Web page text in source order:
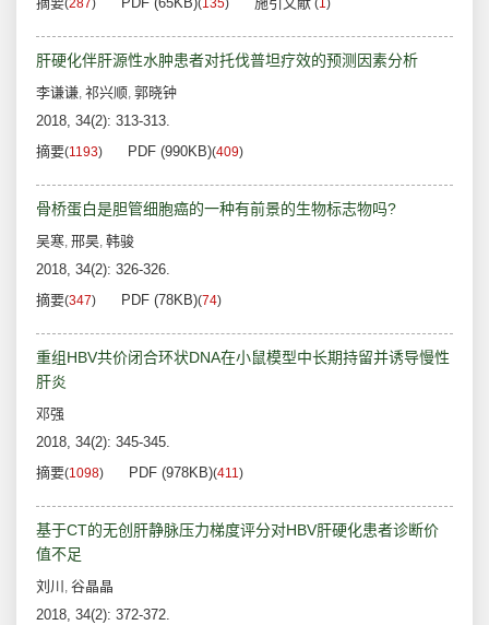
(287) (135) (1)
肝硬化伴肝源性水肿患者对托伐普坦疗效的预测因素分析
李谦谦, 祁兴顺, 郭晓钟
2018, 34(2): 313-313.
摘要(1193) PDF (990KB)(409)
骨桥蛋白是胆管细胞癌的一种有前景的生物标志物吗?
吴寒, 邢昊, 韩骏
2018, 34(2): 326-326.
摘要(347) PDF (78KB)(74)
重组HBV共价闭合环状DNA在小鼠模型中长期持留并诱导慢性
肝炎
邓强
2018, 34(2): 345-345.
摘要(1098) PDF (978KB)(411)
基于CT的无创肝静脉压力梯度评分对HBV肝硬化患者诊断价
值不足
刘川 , 谷晶晶
2018, 34(2): 372-372.